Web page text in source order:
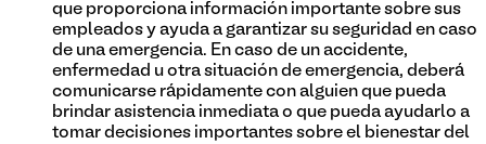
que proporciona información importante sobre sus
empleados y ayuda a garantizar su seguridad en caso
de una emergencia. En caso de un accidente,
enfermedad u otra situación de emergencia, deberá
comunicarse rápidamente con alguien que pueda
brindar asistencia inmediata o que pueda ayudarlo a
tomar decisiones importantes sobre el bienestar del